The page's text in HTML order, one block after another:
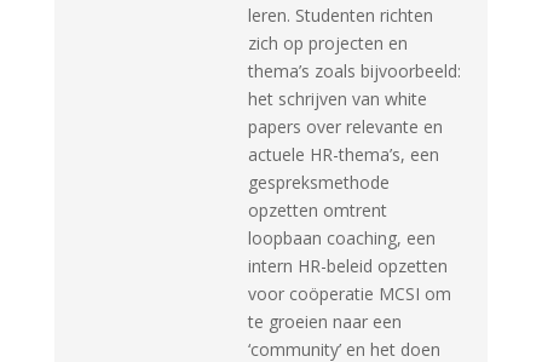
leren. Studenten richten
zich op projecten en
thema’s zoals bijvoorbeeld:
het schrijven van white
papers over relevante en
actuele HR-thema’s, een
gespreksmethode
opzetten omtrent
loopbaan coaching, een
intern HR-beleid opzetten
voor coöperatie MCSI om
te groeien naar een
‘community’ en het doen